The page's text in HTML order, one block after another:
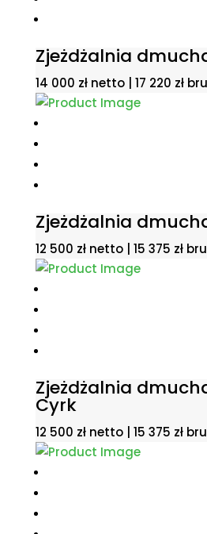
Zjeżdżalnia
14 000 zł netto | 17 220 zł
Zjeżdżalnia
12 500 zł netto | 15 375 zł
Zjeżdżalnia
Cyrk
12 500 zł netto | 15 375 zł